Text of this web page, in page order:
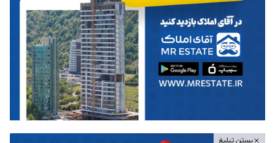
بستن تبلیغ